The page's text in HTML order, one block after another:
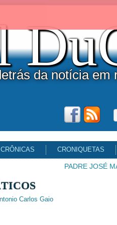
da notícia em
CRÔNICAS CRONIQUETAS
PADRE JOSÉ
Carlos Gaio